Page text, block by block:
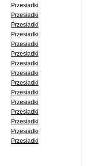
Przesiadki
Przesiadki
Przesiadki
Przesiadki
Przesiadki
Przesiadki
Przesiadki
Przesiadki
Przesiadki
Przesiadki
Przesiadki
Przesiadki
Przesiadki
Przesiadki
Przesiadki